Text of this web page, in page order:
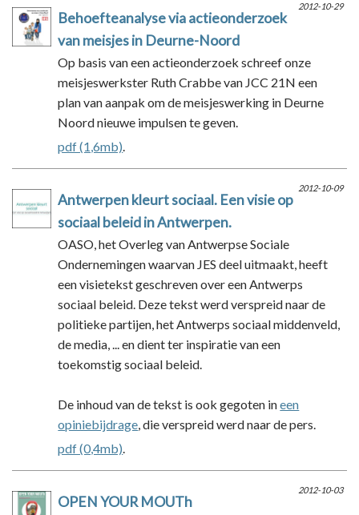
2012-10-29
Behoefteanalyse via actieonderzoek
van meisjes in Deurne-Noord
Op basis van een actieonderzoek schreef onze
meisjeswerkster Ruth Crabbe van JCC 21N een
plan van aanpak om de meisjeswerking in Deurne
Noord nieuwe impulsen te geven.
pdf (1,6mb).
2012-10-09
Antwerpen kleurt sociaal. Een visie op
sociaal beleid in Antwerpen.
OASO, het Overleg van Antwerpse Sociale
Ondernemingen waarvan JES deel uitmaakt, heeft
een visietekst geschreven over een Antwerps
sociaal beleid. Deze tekst werd verspreid naar de
politieke partijen, het Antwerps sociaal middenveld,
de media, ... en dient ter inspiratie van een
toekomstig sociaal beleid.
De inhoud van de tekst is ook gegoten ineen
opiniebijdrage, die verspreid werd naar de pers.
pdf (0,4mb).
2012-10-03
OPEN YOUR MOUTh